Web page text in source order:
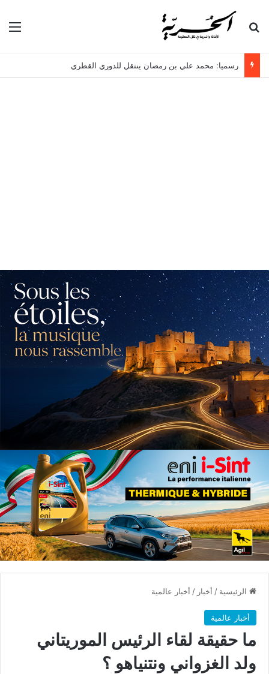
بحث عن
رسميا: محمد علي بن رمضان ينتقل للدوري القطري
الرئيسية / أخبار / أخبار عالمية
أخبار عالمية
ما حقيقة لقاء الرئيس الموريتاني
ولد الغزواني ونتنياهو ؟